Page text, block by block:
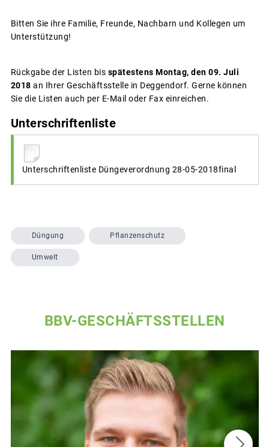
Bitten Sie ihre Familie, Freunde, Nachbarn und Kollegen um
Unterstützung!
Rückgabe der Listen bis spätestens Montag, den 09. Juli
2018 an Ihrer Geschäftsstelle in Deggendorf. Gerne können
Sie die Listen auch per E-Mail oder Fax einreichen.
Unterschriftenliste
Unterschriftenliste Düngeverordnung 28-05-2018final
Düngung Pflanzenschutz
Umwelt
BBV-GESCHÄFTSSTELLEN